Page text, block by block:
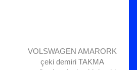
VOLSWAGEN AMARORK
çeki demiri TAKMA